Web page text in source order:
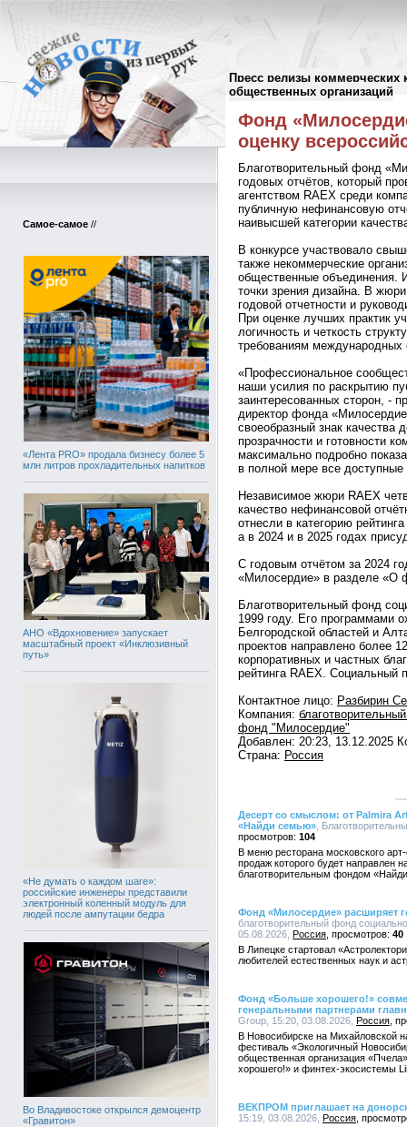
Пресс релизы коммерческих
общественных организаций
Самое-самое //
«Лента PRO» продала бизнесу более 5
млн литров прохладительных напитков
АНО «Вдохновение» запускает
масштабный проект «Инклюзивный
путь»
«Не думать о каждом шаге»:
российские инженеры представили
электронный коленный модуль для
людей после ампутации бедра
Во Владивостоке открылся демоцентр
«Гравитон»
Пресс-релизы//
Фонд
оценку
Благотворительный фонд
годовых отчётов, который
агентством RAEX среди
публичную нефинансовую
наивысшей категории
В конкурсе участвовало
также некоммерческие
общественные объединения.
точки зрения дизайна. В
годовой отчетности и
При оценке лучших практик
логичность и четкость
требованиям международных
«Профессиональное
наши усилия по раскрытию
заинтересованных сторон, -
директор фонда
своеобразный знак качества
прозрачности и готовности
максимально подробно
в полной мере все
Независимое жюри RAEX
качество нефинансовой
отнесли в категорию
а в 2024 и в 2025 годах
С годовым отчётом за 2024
«Милосердие» в разделе «О
Благотворительный фонд
1999 году. Его программами
Белгородской областей и
проектов направлено более
корпоративных и частных
рейтинга RAEX. Социальный
Контактное лицо: Разбирин
Компания:
фонд "Милосердие"
Добавлен: 20:23, 13.12.2025
Страна: Россия
Десерт со смыслом: от Palmira
«Найди семью» ,
104
В меню ресторана московского
продаж которого будет направлен
благотворительным фондом
Фонд «Милосердие» расширяет
благотворительный фонд
05.08.2026, Россия
40
В Липецке стартовал
любителей естественных наук и
Фонд «Больше хорошего!»
генеральными партнерами
Group, 15:20, 03.08.2026, Россия
В Новосибирске на Михайловской
фестиваль «Экологичный
общественная организация
хорошего!» и финтех-экосистемы
ВЕКПРОМ приглашает на
15:19, 03.08.2026, Россия